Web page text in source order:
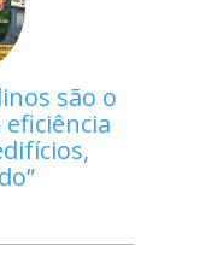
são o